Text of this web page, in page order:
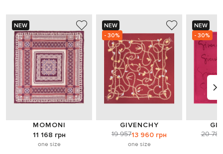
NEW
MOMONI
11 168 грн
one size
NEW
- 30%
GIVENCHY
19 95713 960 грн
one size
NEW
- 30%
20 784